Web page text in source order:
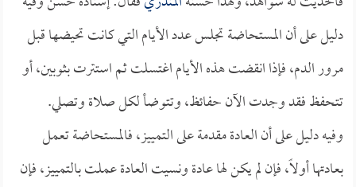
دليل على أن المستحاضة تجلس عدد الأيام التي كانت تحيضها قبل
مرور الدم، فإذا انقضت هذه الأيام اغتسلت ثم استترت بثوبين، أو
تتحفظ فقد وجدت الآن حفائظ، وتتوضأ لكل صلاة وتصلي.
وفيه دليل على أن العادة مقدمة على التمييز، فالمستحاضة تعمل
بعادتها أولاً، فإن لم يكن لها عادة ونسيت العادة عملت بالتمييز، فإن